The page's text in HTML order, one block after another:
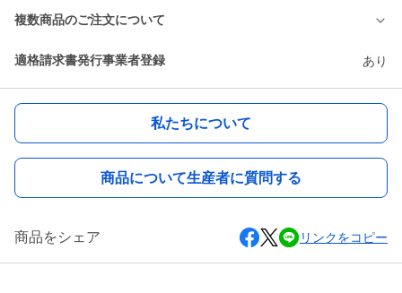
複数商品のご注文について
適格請求書発行事業者登録 あり
私たちについて
商品について生産者に質問する
商品をシェア リンクをコピー